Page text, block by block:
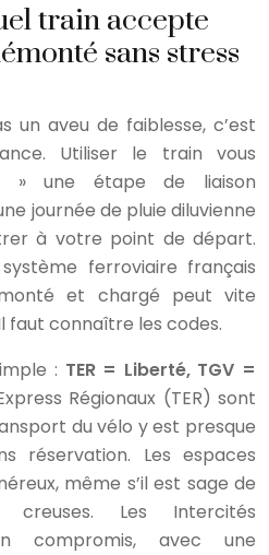
train accepte
sans stress
un aveu de faiblesse, c’est
Utiliser le train vous
» une étape de liaison
journée de pluie diluvienne
à votre point de départ.
ferroviaire français
et chargé peut vite
faut connaître les codes.
: TER = Liberté, TGV =
Régionaux (TER) sont
du vélo y est presque
réservation. Les espaces
même s’il est sage de
Les Intercités
compromis, avec une